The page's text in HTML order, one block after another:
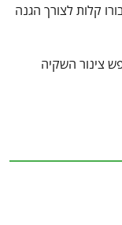
קלות לצורך הגנה
צינור השקיה